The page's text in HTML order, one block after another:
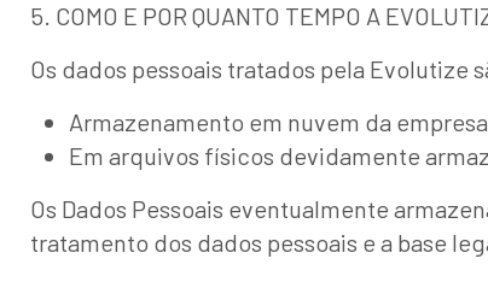
5. COMO E POR QUANTO TEMPO A
Os dados pessoais tratados pela Evolutize
Armazenamento em nuvem da
Em arquivos físicos devidamente
Os Dados Pessoais eventualmente
tratamento dos dados pessoais e a base